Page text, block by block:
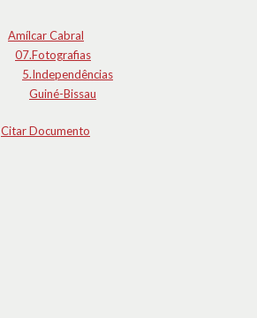
Amílcar Cabral
07.Fotografias
5.Independências
Guiné-Bissau
Citar Documento